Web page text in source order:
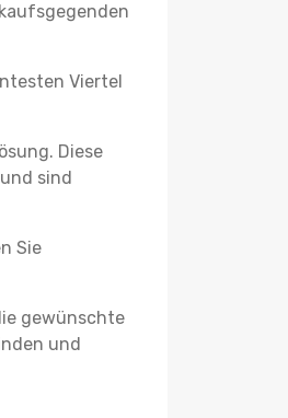
Viertel
Diese
sind
Sie
gewünschte
und